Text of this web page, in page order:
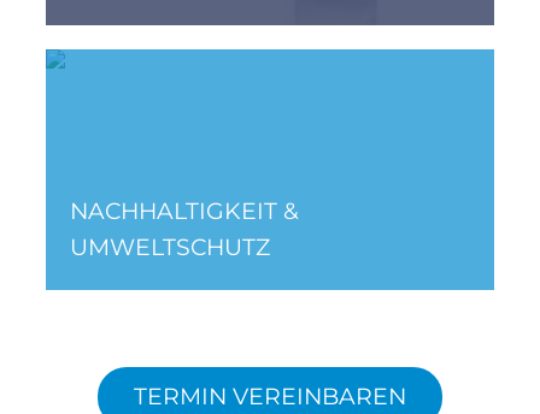
NACHHALTIGKEIT &
UMWELTSCHUTZ
TERMIN VEREINBAREN